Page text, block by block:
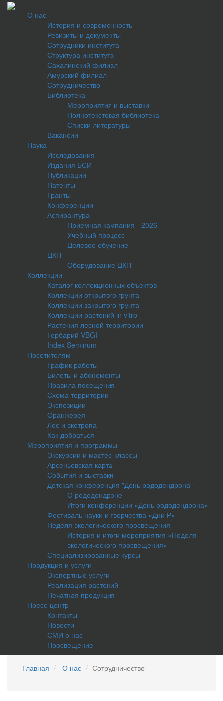
О нас
История и современность
Ревизиты и документы
Сотрудники института
Структура института
Сахалинский филиал
Амурский филиал
Сотрудничество
Библиотека
Мероприятия и выставки
Полнотекстовая библиотека
Списки литературы
Вакансии
Наука
Исследования
Издания БСИ
Публикации
Патенты
Гранты
Конференции
Аспирантура
Приемная кампания - 2026
Учебный процесс
Целевое обучение
ЦКП
Оборудование ЦКП
Коллекции
Каталог коллекционных объектов
Коллекции открытого грунта
Коллекции закрытого грунта
Коллекции растений in vitro
Растения лесной территории
Гербарий VBGI
Index Seminum
Посетителям
График работы
Билеты и абонементы
Правила посещения
Схема территории
Экспозиции
Оранжерея
Лес и экотропа
Как добраться
Мероприятия и программы
Экскурсии и мастер-классы
Арсеньевская карта
События и выставки
Детская конференция "День рододендрона"
О рододендроне
Итоги конференции «День рододендрона»
Фестиваль науки и творчества «Дни Р»
Неделя экологического просвещения
История и итоги мероприятия «Неделя
экологического просвещения»
Специализированные курсы
Продукция и услуги
Экспертные услуги
Реализация растений
Печатная продукция
Пресс-центр
Контакты
Новости
СМИ о нас
Просвещение
Главная О нас Сотрудничество